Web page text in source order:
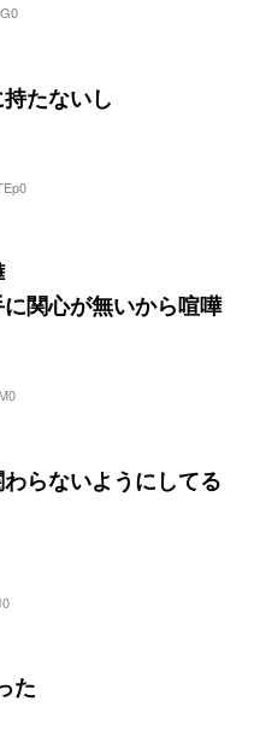
たないし
関心が無いから喧嘩
らないようにしてる
た